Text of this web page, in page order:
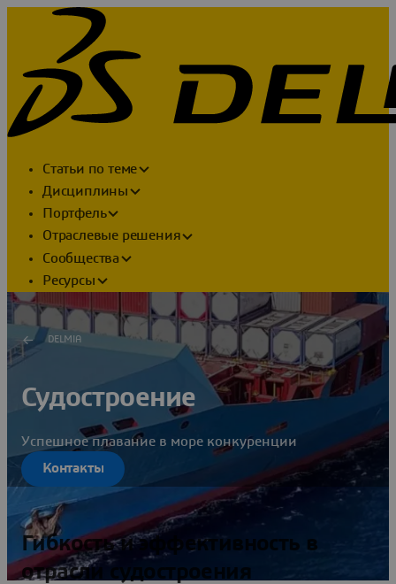
Статьи по теме
Дисциплины
Портфель
Отраслевые решения
Сообщества
Ресурсы
DELMIA
Судостроение
Успешное плавание в море конкуренции
Контакты
Гибкость и эффективность в
отрасли судостроения